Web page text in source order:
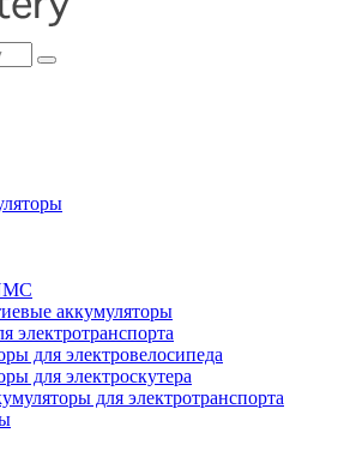
аккумуляторы
электротранспорта
для электровелосипеда
для электроскутера
для электротранспорта